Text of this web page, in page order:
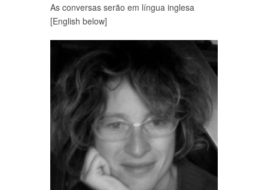
As conversas serão em língua inglesa
[English below]